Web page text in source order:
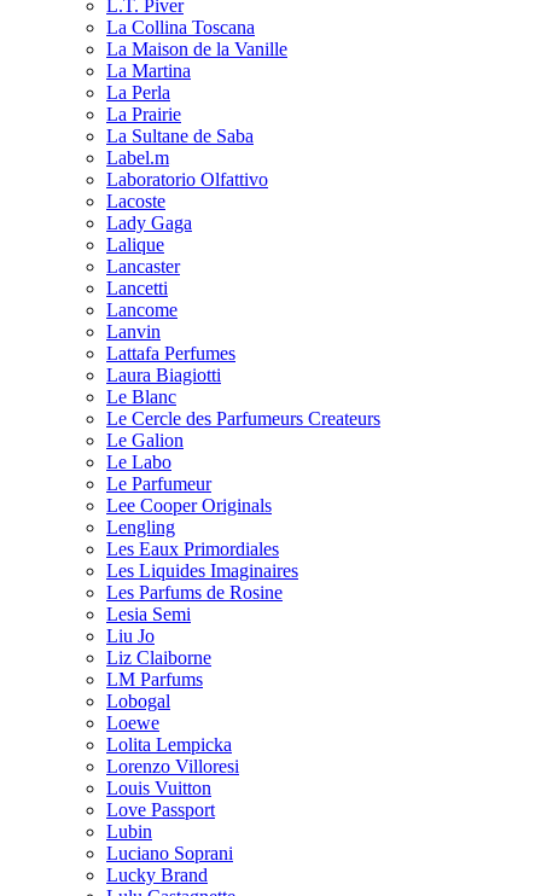
L.T. Piver
La Collina Toscana
La Maison de la Vanille
La Martina
La Perla
La Prairie
La Sultane de Saba
Label.m
Laboratorio Olfattivo
Lacoste
Lady Gaga
Lalique
Lancaster
Lancetti
Lancome
Lanvin
Lattafa Perfumes
Laura Biagiotti
Le Blanc
Le Cercle des Parfumeurs Createurs
Le Galion
Le Labo
Le Parfumeur
Lee Cooper Originals
Lengling
Les Eaux Primordiales
Les Liquides Imaginaires
Les Parfums de Rosine
Lesia Semi
Liu Jo
Liz Claiborne
LM Parfums
Lobogal
Loewe
Lolita Lempicka
Lorenzo Villoresi
Louis Vuitton
Love Passport
Lubin
Luciano Soprani
Lucky Brand